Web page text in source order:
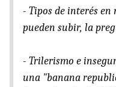
- Tipos de interés
pueden subir, la
- Trilerismo e
una "banana